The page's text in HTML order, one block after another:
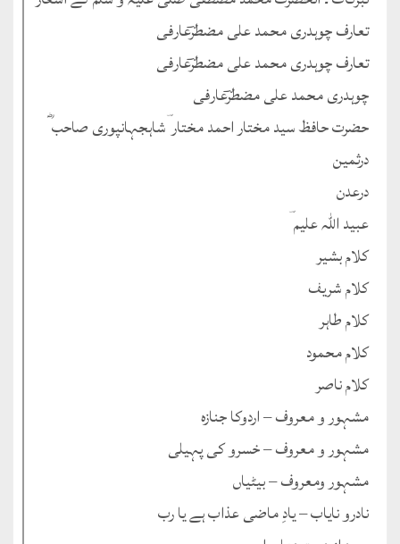
تعارف چوہدری محمد علی مضطرؔعارفی
تعارف چوہدری محمد علی مضطرؔعارفی
چوہدری محمد علی مضطرؔعارفی
حضرت حافظ سید مختار احمد مختار ؔشاہجہانپوری صاحب ؓ
درثمین
درعدن
عبید اللہ علیم ؔ
کلام بشیر
کلام شریف
کلام طاہر
کلام محمود
کلام ناصر
مشہور و معروف – اردوکا جنازہ
مشہور و معروف – خسرو کی پہیلی
مشہور ومعروف – بیٹیاں
نادرو نایاب – یادِ ماضی عذاب ہے یا رب